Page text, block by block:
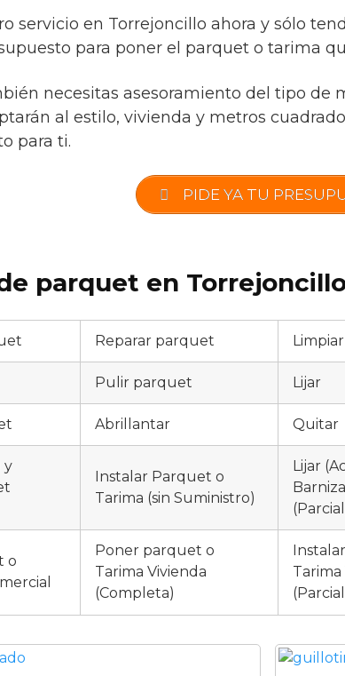
servicio en Torrejoncillo ahora y sólo
para poner el parquet o tarima
necesitas asesoramiento del tipo de
al estilo, vivienda y metros
para ti.
PIDE YA TU
parquet en
Reparar parquet
Pulir parquet Lijar
Abrillantar Quitar
y
Instalar Parquet o
Tarima (sin Suministro)
Lijar
o
Poner parquet o
Tarima Vivienda
(Completa)
Tarima